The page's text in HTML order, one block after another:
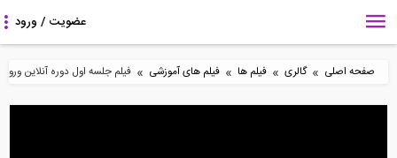
صفحه اصلی » گالری » فیلم ها » فیلم های آموزشی » فیلم جلسه اول دوره آنلاین ورود به